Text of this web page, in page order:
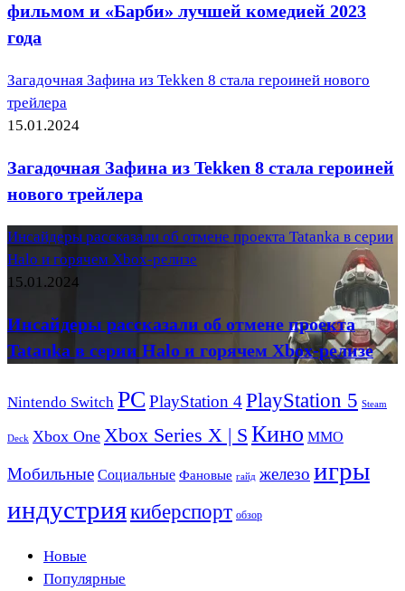
фильмом и «Барби» лучшей комедией 2023
года
Загадочная Зафина из Tekken 8 стала героиней нового
трейлера
15.01.2024
Загадочная Зафина из Tekken 8 стала героиней
нового трейлера
Инсайдеры рассказали об отмене проекта Tatanka в серии
Halo и горячем Xbox-релизе
15.01.2024
Инсайдеры рассказали об отмене проекта
Tatanka в серии Halo и горячем Xbox-релизе
Nintendo Switch PC PlayStation 4PlayStation 5 Steam
Deck Xbox One Xbox Series X | S Кино ММО
Мобильные Социальные Фановые гайд железо игры
индустриякиберспорт обзор
Новые
Популярные